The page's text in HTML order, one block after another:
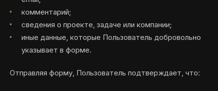
комментарий;
сведения о проекте, задаче или компании;
иные данные, которые Пользователь добровольно
указывает в форме.
Отправляя форму, Пользователь подтверждает, что: